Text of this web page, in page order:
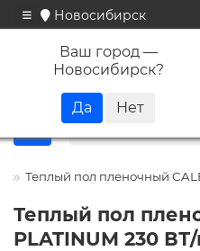
Новосибирск
Ваш город —
Новосибирск?
+7
Теплый пол пленочный
Теплый пол
PLATINUM 230